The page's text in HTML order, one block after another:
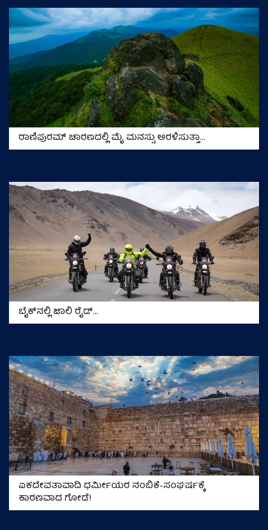
ರಾಣಿಪುರಮ್ ಚಾರಣದಲ್ಲಿ ಮೈ ಮನಸ್ಸು ಅರಳಿಸುತ್ತಾ…
ಬೈಕ್‌ನಲ್ಲಿ ಜಾಲಿ ರೈಡ್‌...
ಏಕದೇವತಾವಾದಿ ಧರ್ಮೀಯರ ನಂಬಿಕೆ-ಸಂಘರ್ಷಕ್ಕೆ
ಕಾರಣವಾದ ಗೋಡೆ!